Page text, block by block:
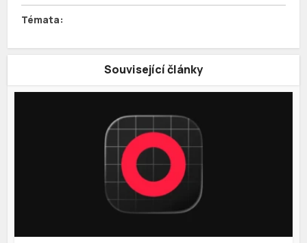
Související články